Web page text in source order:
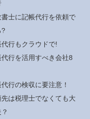
書士に記帳代行を依頼で
?
行もクラウドで!
行を活用すべき会社8
行の検収に要注意！
は税理士でなくても大